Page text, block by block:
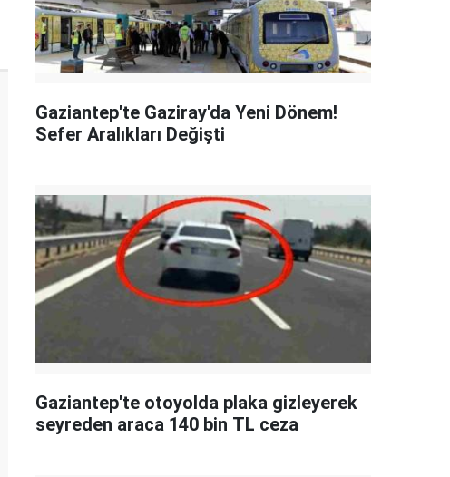
Gaziantep'te Gaziray'da Yeni Dönem!
Sefer Aralıkları Değişti
Gaziantep'te otoyolda plaka gizleyerek
seyreden araca 140 bin TL ceza